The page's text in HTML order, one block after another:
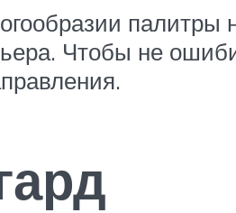
палитры
Чтобы не